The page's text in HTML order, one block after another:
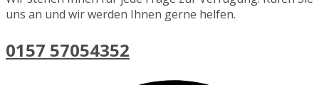
uns an und wir werden Ihnen gerne helfen.
0157 57054352